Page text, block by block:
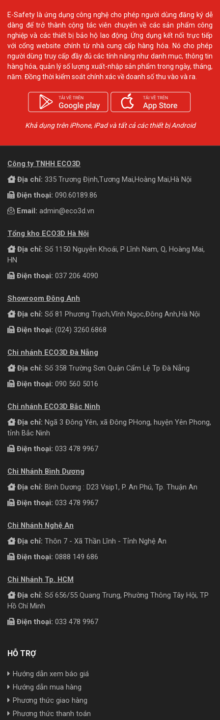
E-Safety là ứng dụng công nghệ cho phép người dùng đăng ký dễ
dàng để trở thành cộng tác viên chuyên về các sản phẩm công
nghiệp và các thiết bị bảo hộ lao động. Ứng dụng kết nối trực tiếp
với cổng website chính từ nhà cung cấp hàng hóa. Nó cho phép
người dùng truy cấp đầy đủ các tính năng như danh mục, thông tin
hàng hóa, quản lý số lượng xuất-nhập sản phẩm trong ngày, tháng,
năm. Đồng thời kiểm soát chính xác về doanh số thu vào và ra.
Khả dụng trên iPhone, iPad và tất cả các thiết bị Android
Công ty TNHH ECO3D
Địa chỉ: 335 Trương Định,Tương Mai,Hoàng Mai,Hà Nội
Điện thoại: 090.60189.86
Email: admin@eco3d.vn
Tổng kho ECO3D Hà Nội
Địa chỉ: Số 1150 Nguyễn Khoái, P Lĩnh Nam, Q, Hoàng Mai,
HN
Điện thoại: 037 206 4090
Showroom Đông Anh
Địa chỉ: Số 81 Phương Trạch,Vĩnh Ngọc,Đông Anh,Hà Nội
Điện thoại: (024) 3260.6868
Chi nhánh ECO3D Đà Nẵng
Địa chỉ: Số 358 Trường Sơn Quận Cẩm Lệ Tp Đà Nẵng
Điện thoại: 090 560 5016
Chi nhánh ECO3D Bắc Ninh
Địa chỉ: Ngã 3 Đông Yên, xã Đông PHong, huyện Yên Phong,
tỉnh Bắc Ninh
Điện thoại: 033 478 9967
Chi Nhánh Bình Dương
Địa chỉ: Bình Dương : D23 Vsip1, P. An Phú, Tp. Thuận An
Điện thoại: 033 478 9967
Chi Nhánh Nghệ An
Địa chỉ: Thôn 7 - Xã Thần Lĩnh - Tỉnh Nghệ An
Điện thoại: 0888 149 686
Chi Nhánh Tp. HCM
Địa chỉ: Số 656/55 Quang Trung, Phường Thông Tây Hội, TP
Hồ Chí Minh
Điện thoại: 033 478 9967
HỖ TRỢ
Hướng dẫn xem báo giá
Hướng dẫn mua hàng
Phương thức giao hàng
Phương thức thanh toán